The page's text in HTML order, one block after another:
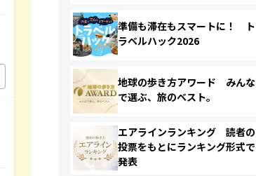
準備も滞在もスマートに！ ト
ラベルハック2026
地球の歩き方アワード みんな
で選ぶ、旅のベスト。
エアラインランキング 読者の
投票をもとにランキング形式で
発表